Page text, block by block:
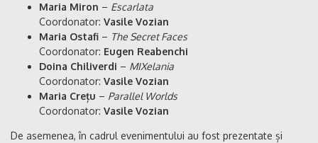
Maria Miron – Escarlata
Coordonator: Vasile Vozian
Maria Ostafi – The Secret Faces
Coordonator: Eugen Reabenchi
Doina Chiliverdi – MIXelania
Coordonator: Vasile Vozian
Maria Crețu – Parallel Worlds
Coordonator: Vasile Vozian
De asemenea, în cadrul evenimentului au fost prezentate și